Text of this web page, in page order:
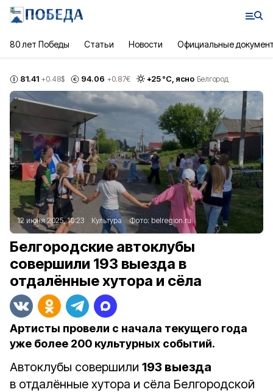
80 лет Победы Статьи Новости Официальные
81.41 +0.48$ 94.06 +0.87€ +25°С, ясно Белгород
12 июня 2025, 10:23 Культура Фото: belregion.ru
Белгородские автоклубы
совершили 193 выезда в
отдалённые хутора и сёла
Артисты провели с начала текущего года
уже более 200 культурных событий.
Автоклубы совершили 193 выезда
в отдалённые хутора и сёла Белгородской